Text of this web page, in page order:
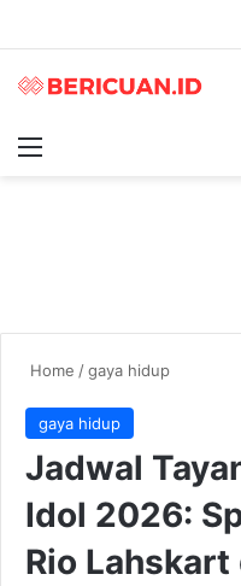
Home /gaya hidup
gaya hidup
Jadwal
Idol 2026:
Rio